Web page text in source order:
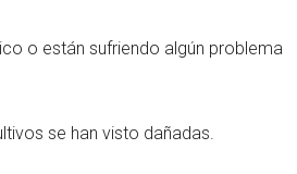
o están sufriendo algún problema
se han visto dañadas.